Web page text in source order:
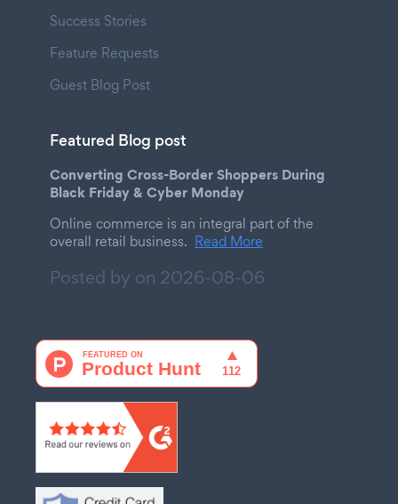
Success Stories
Feature Requests
Guest Blog Post
Featured Blog post
Converting Cross-Border Shoppers During
Black Friday & Cyber Monday
Online commerce is an integral part of the
overall retail business. Read More
Posted by on 2026-08-06